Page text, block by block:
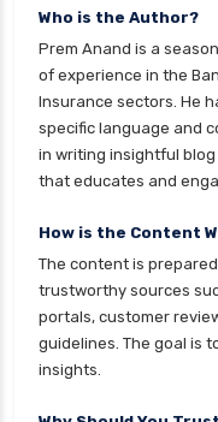
personal loan
personal loan
personal loan
personal loan
personal loan
personal loan
personal loan
personal loan
personal loan
Who is the Author?
Prem Anand is a
of experience in the
Insurance sectors. He
specific language and
in writing insightful
that educates and
How is the Content
The content is
trustworthy sources
portals, customer
guidelines. The goal is
insights.